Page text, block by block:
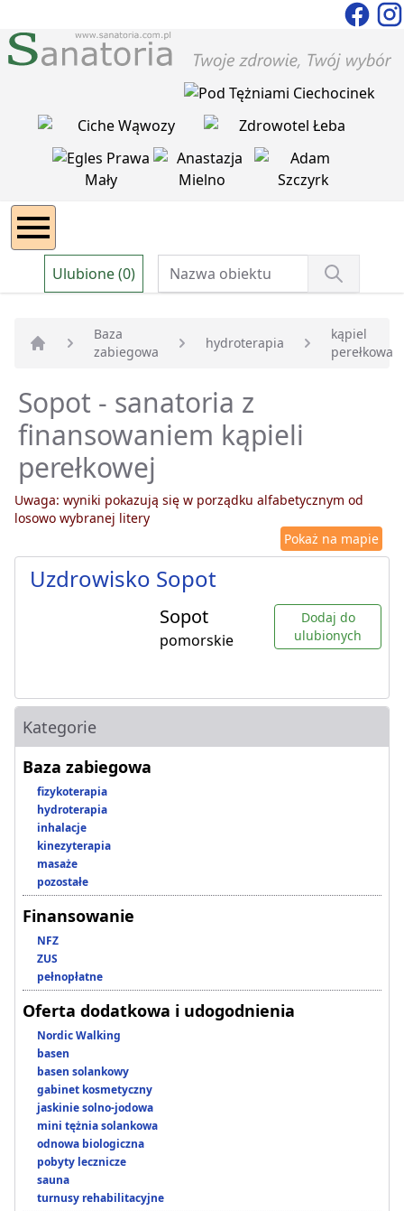
Ulubione (0)
Strona główna
Baza
zabiegowa
hydroterapia
kąpiel
perełkowa
Sopot - sanatoria z
finansowaniem kąpieli
perełkowej
Uwaga: wyniki pokazują się w porządku alfabetycznym od
losowo wybranej litery
Pokaż na mapie
Uzdrowisko Sopot
Sopot
pomorskie
Dodaj do
ulubionych
Kategorie
Baza zabiegowa
fizykoterapia
hydroterapia
inhalacje
kinezyterapia
masaże
pozostałe
Finansowanie
NFZ
ZUS
pełnopłatne
Oferta dodatkowa i udogodnienia
Nordic Walking
basen
basen solankowy
gabinet kosmetyczny
jaskinie solno-jodowa
mini tężnia solankowa
odnowa biologiczna
pobyty lecznicze
sauna
turnusy rehabilitacyjne